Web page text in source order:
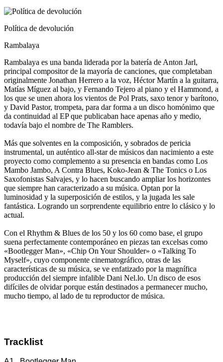
Política de devolución
Rambalaya
Rambalaya es una banda liderada por la batería de Anton Jarl,
principal compositor de la mayoría de canciones, que completaban
originalmente Jonathan Herrero a la voz, Héctor Martín a la guitarra,
Matías Míguez al bajo, y Fernando Tejero al piano y el Hammond, a
los que se unen ahora los vientos de Pol Prats, saxo tenor y barítono,
y David Pastor, trompeta, para dar forma a un disco homónimo que
da continuidad al EP que publicaban hace apenas año y medio,
todavía bajo el nombre de The Ramblers.
Más que solventes en la composición, y sobrados de pericia
instrumental, un auténtico all-star de músicos dan nacimiento a este
proyecto como complemento a su presencia en bandas como Los
Mambo Jambo, A Contra Blues, Koko-Jean & The Tonics o Los
Saxofonistas Salvajes, y lo hacen buscando ampliar los horizontes
que siempre han caracterizado a su música. Optan por la
luminosidad y la superposición de estilos, y la jugada les sale
fantástica. Logrando un sorprendente equilibrio entre lo clásico y lo
actual.
Con el Rhythm & Blues de los 50 y los 60 como base, el grupo
suena perfectamente contemporáneo en piezas tan excelsas como
«Bootlegger Man», «Chip On Your Shoulder» o «Talking To
Myself», cuyo componente cinematográfico, otras de las
características de su música, se ve enfatizado por la magnífica
producción del siempre infalible Dani Nel.lo. Un disco de esos
difíciles de olvidar porque están destinados a permanecer mucho,
mucho tiempo, al lado de tu reproductor de música.
Tracklist